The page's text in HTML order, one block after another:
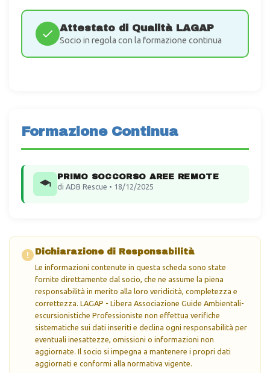
Attestato di Qualità LAGAP
Socio in regola con la formazione continua
Formazione Continua
PRIMO SOCCORSO AREE REMOTE
di ADB Rescue • 18/12/2025
Dichiarazione di Responsabilità
Le informazioni contenute in questa scheda sono state
fornite direttamente dal socio, che ne assume la piena
responsabilità in merito alla loro veridicità, completezza e
correttezza. LAGAP - Libera Associazione Guide Ambientali-
escursionistiche Professioniste non effettua verifiche
sistematiche sui dati inseriti e declina ogni responsabilità per
eventuali inesattezze, omissioni o informazioni non
aggiornate. Il socio si impegna a mantenere i propri dati
aggiornati e conformi alla normativa vigente.